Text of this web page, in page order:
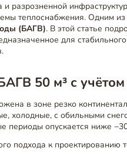
и разрозненной
теплоснабжения. Одним
(БАГВ). В этой статье
для
50 м³ с
в зоне резко
холодные, с обильными
периоды опускается ниже
подхода к проектированию